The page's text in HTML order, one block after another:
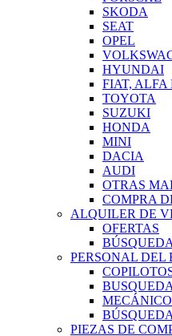
SKODA
SEAT
OPEL
HYUNDAI
FIAT, ALFA
TOYOTA
SUZUKI
HONDA
MINI
DACIA
AUDI
OTRAS
COMPRA
ALQUILER DE
OFERTAS
PERSONAL DEL
PIEZAS DE